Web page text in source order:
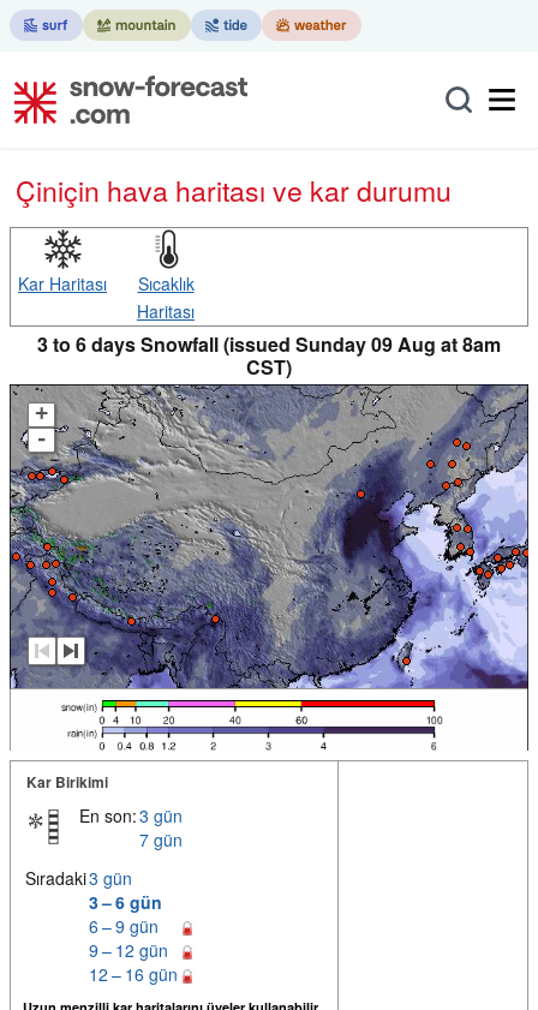
Çiniçin hava haritası ve kar durumu
Kar Haritası
Sıcaklık
Haritası
3 to 6 days Snowfall (issued Sunday 09 Aug at 8am
CST)
+
-
Kar Birikimi
En son:3 gün
7 gün
Sıradaki3 gün
3 – 6 gün
6 – 9 gün
9 – 12 gün
12 – 16 gün